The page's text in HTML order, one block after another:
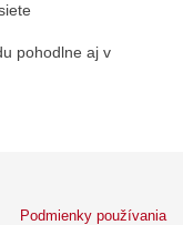
pohodlne aj v
Podmienky používania